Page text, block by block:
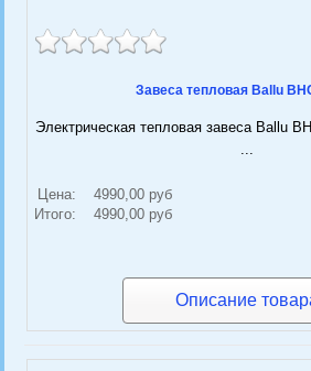
Завеса тепловая Ballu
Электрическая тепловая завеса Ballu
...
Цена:
4990,00 руб
Итого:
4990,00 руб
Описание